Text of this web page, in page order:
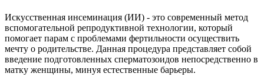
Искусственная инсеминация (ИИ) - это современный метод
вспомогательной репродуктивной технологии, который
помогает парам с проблемами фертильности осуществить
мечту о родительстве. Данная процедура представляет собой
введение подготовленных сперматозоидов непосредственно в
матку женщины, минуя естественные барьеры.